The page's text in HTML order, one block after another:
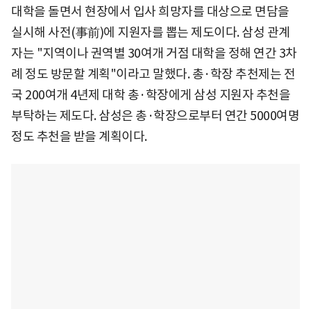
대학을 돌면서 현장에서 입사 희망자를 대상으로 면담을
실시해 사전(事前)에 지원자를 뽑는 제도이다. 삼성 관계
자는 "지역이나 권역별 30여개 거점 대학을 정해 연간 3차
례 정도 방문할 계획"이라고 말했다. 총·학장 추천제는 전
국 200여개 4년제 대학 총·학장에게 삼성 지원자 추천을
부탁하는 제도다. 삼성은 총·학장으로부터 연간 5000여명
정도 추천을 받을 계획이다.